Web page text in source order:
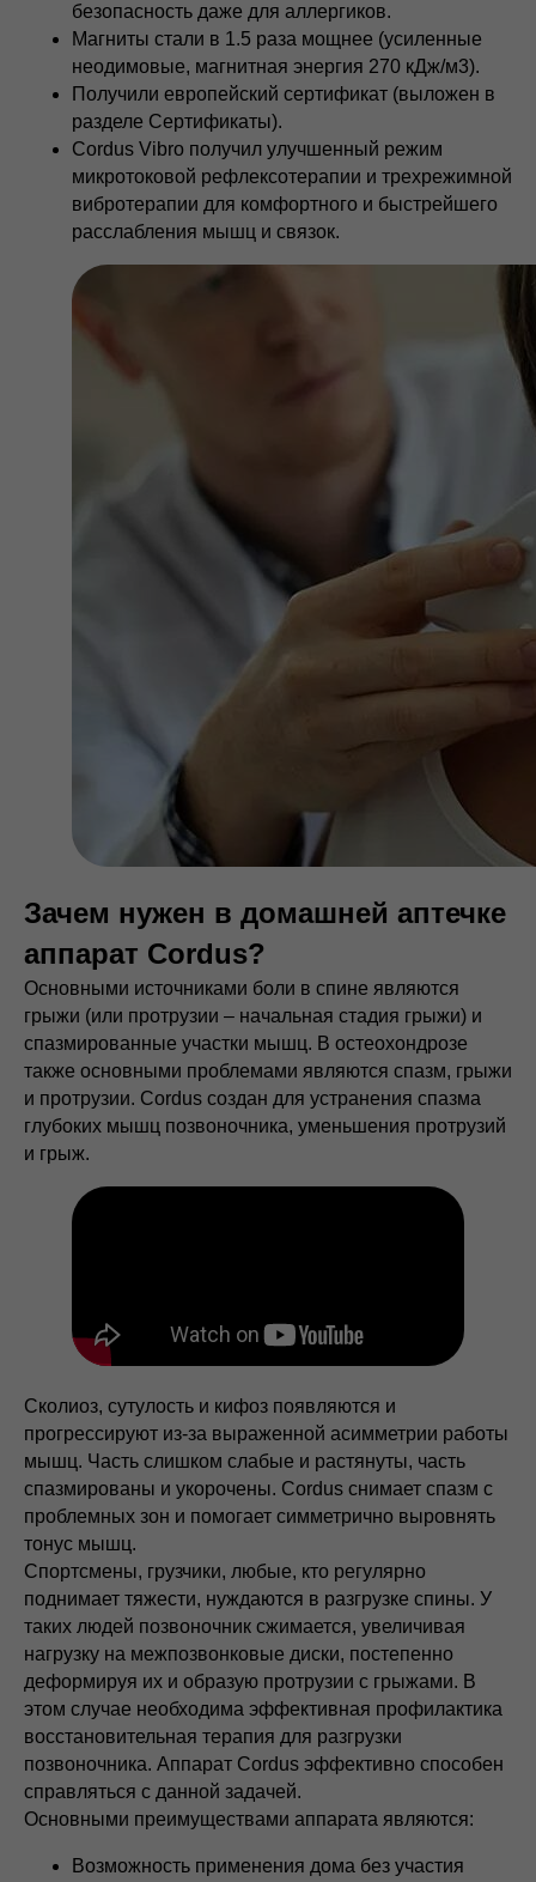
безопасность даже для аллергиков.
Магниты стали в 1.5 раза мощнее (усиленные
неодимовые, магнитная энергия 270 кДж/м3).
Получили европейский сертификат (выложен в
разделе Сертификаты).
Cordus Vibro получил улучшенный режим
микротоковой рефлексотерапии и трехрежимной
вибротерапии для комфортного и быстрейшего
расслабления мышц и связок.
Зачем нужен в домашней аптечке
аппарат Cordus?
Основными источниками боли в спине являются
грыжи (или протрузии – начальная стадия грыжи) и
спазмированные участки мышц. В остеохондрозе
также основными проблемами являются спазм, грыжи
и протрузии. Cordus создан для устранения спазма
глубоких мышц позвоночника, уменьшения протрузий
и грыж.
Сколиоз, сутулость и кифоз появляются и
прогрессируют из-за выраженной асимметрии работы
мышц. Часть слишком слабые и растянуты, часть
спазмированы и укорочены. Cordus снимает спазм с
проблемных зон и помогает симметрично выровнять
тонус мышц.
Спортсмены, грузчики, любые, кто регулярно
поднимает тяжести, нуждаются в разгрузке спины. У
таких людей позвоночник сжимается, увеличивая
нагрузку на межпозвонковые диски, постепенно
деформируя их и образую протрузии с грыжами. В
этом случае необходима эффективная профилактика
восстановительная терапия для разгрузки
позвоночника. Аппарат Cordus эффективно способен
справляться с данной задачей.
Основными преимуществами аппарата являются:
Возможность применения дома без участия